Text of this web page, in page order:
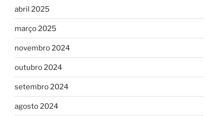
abril 2025
março 2025
novembro 2024
outubro 2024
setembro 2024
agosto 2024